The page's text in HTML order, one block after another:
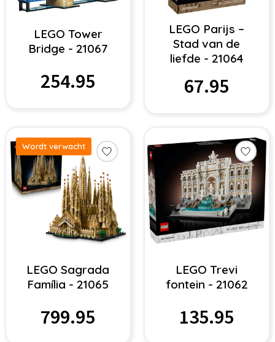
LEGO Tower
Bridge - 21067
254.95
LEGO Parijs –
Stad van de
liefde - 21064
67.95
Wordt verwacht
LEGO Sagrada
Família - 21065
799.95
LEGO Trevi
fontein - 21062
135.95